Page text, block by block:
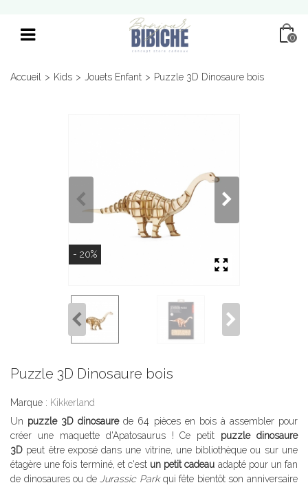
0
Accueil > Kids > Jouets Enfant > Puzzle 3D Dinosaure bois
- 20%
Puzzle 3D Dinosaure bois
Marque : Kikkerland
Un puzzle 3D dinosaurede 64 pièces en bois à assembler pour
créer une maquette d'Apatosaurus ! Ce petit puzzle dinosaure
3D peut être exposé dans une vitrine, une bibliothèque ou sur une
étagère une fois terminé, et c'est un petit cadeau adapté pour un fan
de dinosaures ou de Jurassic Parkqui fête bientôt son anniversaire